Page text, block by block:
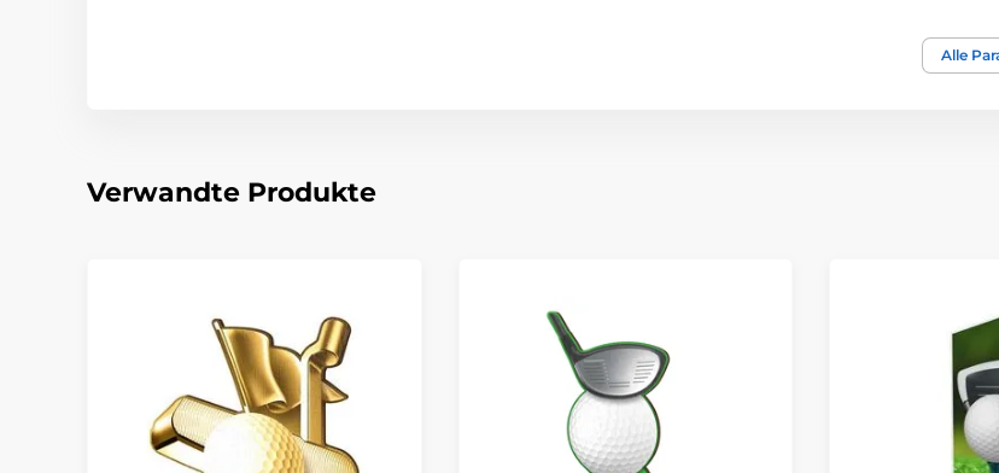
Höhe cm
Alle
Verwandte Produkte